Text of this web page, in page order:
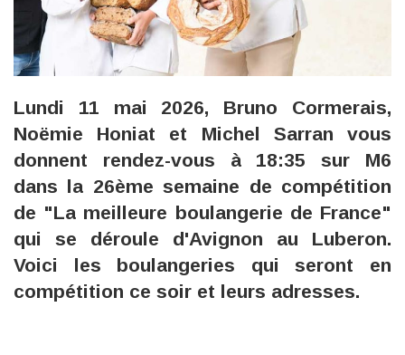
Lundi 11 mai 2026, Bruno Cormerais,
Noëmie Honiat et Michel Sarran vous
donnent rendez-vous à 18:35 sur M6
dans la 26ème semaine de compétition
de "La meilleure boulangerie de France"
qui se déroule d'Avignon au Luberon.
Voici les boulangeries qui seront en
compétition ce soir et leurs adresses.